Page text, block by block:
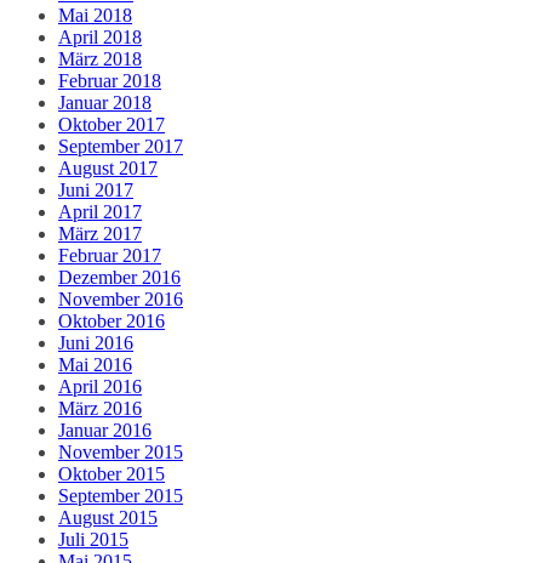
Mai 2018
April 2018
März 2018
Februar 2018
Januar 2018
Oktober 2017
September 2017
August 2017
Juni 2017
April 2017
März 2017
Februar 2017
Dezember 2016
November 2016
Oktober 2016
Juni 2016
Mai 2016
April 2016
März 2016
Januar 2016
November 2015
Oktober 2015
September 2015
August 2015
Juli 2015